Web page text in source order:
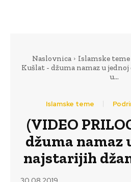
Naslovnica Islamske teme
Kušlat - džuma namaz u
u...
Islamske teme
(VIDEO
džuma namaz
najstarijih